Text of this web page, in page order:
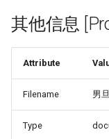
其他信息
Attribute
Filename 男
Type